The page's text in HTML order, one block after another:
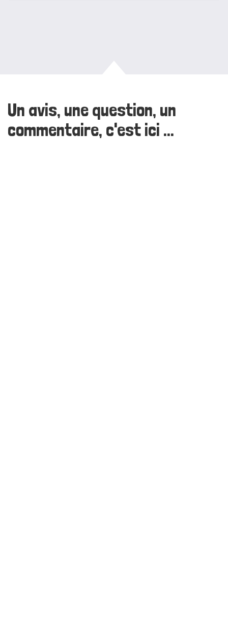
Un avis, une question, un
commentaire, c'est ici ...